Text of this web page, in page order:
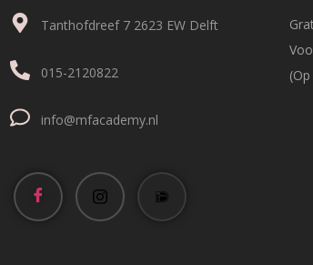
Tanthofdreef 7 2623 EW Delft
015-2120822
info@mfacademy.nl